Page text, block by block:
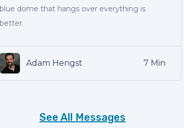
blue dome that hangs over everything is
better.
Adam Hengst 7 Min
See All Messages